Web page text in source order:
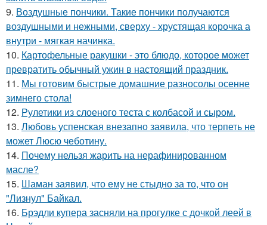
9. Воздушные пончики. Такие пончики получаются
воздушными и нежными, сверху - хрустящая корочка а
внутри - мягкая начинка.
10. Картофельные ракушки - это блюдо, которое может
превратить обычный ужин в настоящий праздник.
11. Мы готовим быстрые домашние разносолы осенне
зимнего стола!
12. Рулетики из слоеного теста с колбасой и сыром.
13. Любовь успенская внезапно заявила, что терпеть не
может Люсю чеботину.
14. Почему нельзя жарить на нерафинированном
масле?
15. Шаман заявил, что ему не стыдно за то, что он
"Лизнул" Байкал.
16. Брэдли купера засняли на прогулке с дочкой леей в